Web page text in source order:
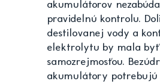
akumulátorov
pravidelnú kontrolu.
destilovanej vody a
elektrolytu by mala byť
samozrejmosťou.
akumulátory potrebujú